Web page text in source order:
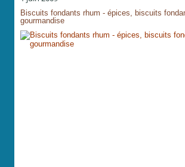
Biscuits fondants rhum - épices, biscuits
gourmandise